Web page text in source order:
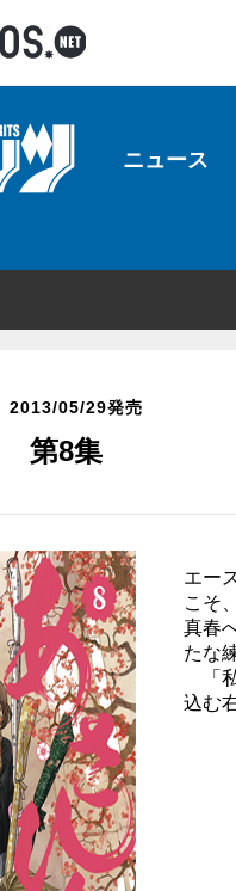
ニュース
2013/05/29発売
第8集
エー
こそ
真春
たな
「
込む